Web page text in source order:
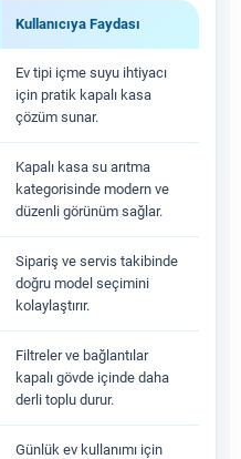
Kullanıcıya Faydası
Ev tipi içme suyu ihtiyacı
için pratik kapalı kasa
çözüm sunar.
Kapalı kasa su arıtma
kategorisinde modern ve
düzenli görünüm sağlar.
Sipariş ve servis takibinde
doğru model seçimini
kolaylaştırır.
Filtreler ve bağlantılar
kapalı gövde içinde daha
derli toplu durur.
Günlük ev kullanımı için